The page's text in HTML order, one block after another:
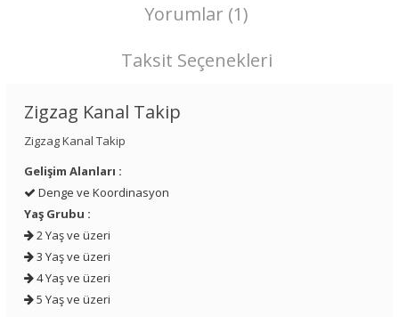
Yorumlar (1)
Taksit Seçenekleri
Zigzag Kanal Takip
Zigzag Kanal Takip
Gelişim Alanları :
Denge ve Koordinasyon
Yaş Grubu :
2 Yaş ve üzeri
3 Yaş ve üzeri
4 Yaş ve üzeri
5 Yaş ve üzeri